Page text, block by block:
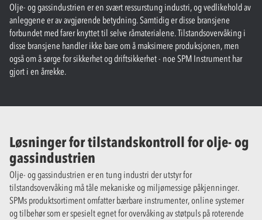
Olje- og gassindustrien er en svært ressurstung industri, og vedlikehold av
anleggene er av avgjørende betydning. Samtidig er disse bransjene
forbundet med farer knyttet til selve råmaterialene. Tilstandsovervåking i
disse bransjene handler ikke bare om å maksimere produksjonen, men
også om å sørge for sikkerhet og driftsikkerhet - noe SPM Instrument har
gjort i en årrekke.
Løsninger for tilstandskontroll for olje- og
gassindustrien
Olje- og gassindustrien er en tung industri der utstyr for
tilstandsovervåking må tåle mekaniske og miljømessige påkjenninger.
SPMs produktsortiment omfatter bærbare instrumenter, online systemer
og tilbehør som er spesielt egnet for overvåking av støtpuls på roterende